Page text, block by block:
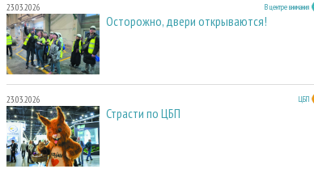
23.03.2026 В центре внимания
Осторожно, двери открываются!
23.03.2026 ЦБП
Страсти по ЦБП